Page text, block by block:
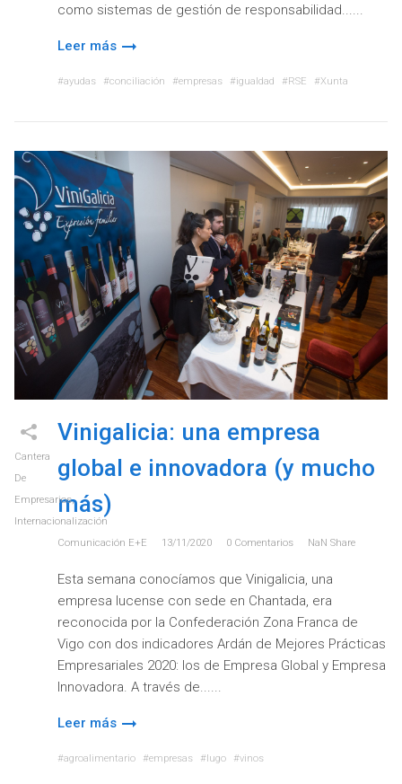
como sistemas de gestión de responsabilidad...
Leer más
ayudas conciliación empresas igualdad RSE Xunta
Cantera
De
Empresarios,
Internacionalización
Vinigalicia: una empresa
global e innovadora (y mucho
más)
Comunicación E+e 13/11/2020 0 Comentarios NaN Share
Esta semana conocíamos que Vinigalicia, una
empresa lucense con sede en Chantada, era
reconocida por la Confederación Zona Franca de
Vigo con dos indicadores Ardán de Mejores Prácticas
Empresariales 2020: los de Empresa Global y Empresa
Innovadora. A través de...
Leer más
agroalimentario empresas lugo vinos